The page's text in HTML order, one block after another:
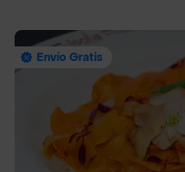
Envío Gratis